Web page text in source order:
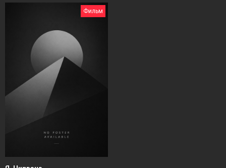
Фильм